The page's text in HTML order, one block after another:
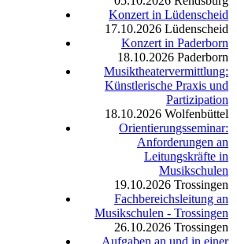
Konzert in Lüdenscheid
17.10.2026 Lüdenscheid
Konzert in Paderborn
18.10.2026 Paderborn
Musiktheatervermittlung:
Künstlerische Praxis und
Partizipation
18.10.2026 Wolfenbüttel
Orientierungsseminar:
Anforderungen an
Leitungskräfte in
Musikschulen
19.10.2026 Trossingen
Fachbereichsleitung an
Musikschulen - Trossingen
26.10.2026 Trossingen
Aufgaben an und in einer